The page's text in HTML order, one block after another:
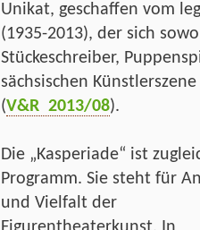
Unikat, geschaffen vom
(1935-2013), der sich
Stückeschreiber,
sächsischen
(V&R 2013/08).
Die „Kasperiade“ ist
Programm. Sie steht für
und Vielfalt der